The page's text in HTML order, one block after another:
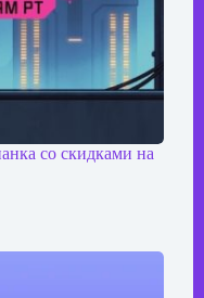
со скидками на